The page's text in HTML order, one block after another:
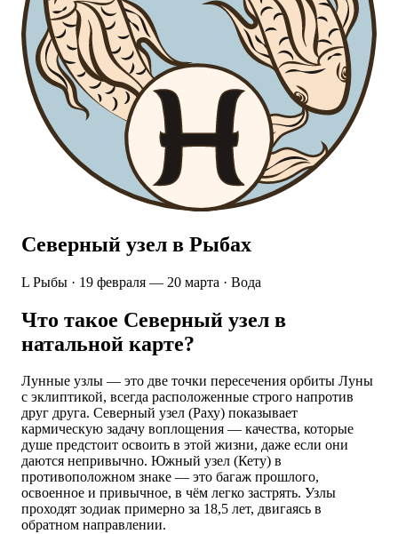
Северный узел в Рыбах
L Рыбы · 19 февраля — 20 марта · Вода
Что такое Северный узел в
натальной карте?
Лунные узлы — это две точки пересечения орбиты Луны
с эклиптикой, всегда расположенные строго напротив
друг друга. Северный узел (Раху) показывает
кармическую задачу воплощения — качества, которые
душе предстоит освоить в этой жизни, даже если они
даются непривычно. Южный узел (Кету) в
противоположном знаке — это багаж прошлого,
освоенное и привычное, в чём легко застрять. Узлы
проходят зодиак примерно за 18,5 лет, двигаясь в
обратном направлении.